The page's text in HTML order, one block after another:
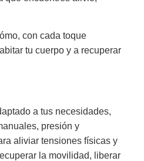
con cada toque
tu cuerpo y a recuperar
a tus necesidades,
presión y
aliviar tensiones físicas y
la movilidad, liberar